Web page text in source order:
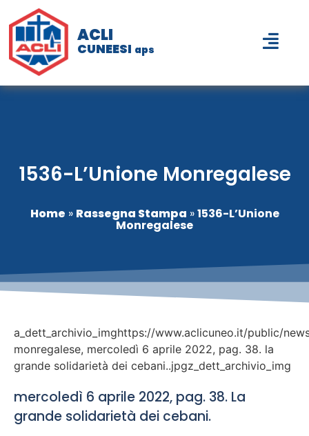
ACLI
CUNEESI aps
1536-L’Unione Monregalese
Home » Rassegna Stampa »1536-L’Unione
Monregalese
a_dett_archivio_imghttps://www.aclicuneo.it/public/
monregalese, mercoledì 6 aprile 2022, pag. 38. la
grande solidarietà dei cebani..jpgz_dett_archivio_img
mercoledì 6 aprile 2022, pag. 38. La
grande solidarietà dei cebani.